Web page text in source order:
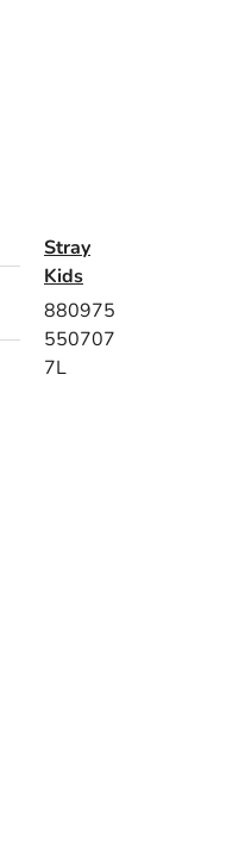
Stray
Kids
880975
550707
7L